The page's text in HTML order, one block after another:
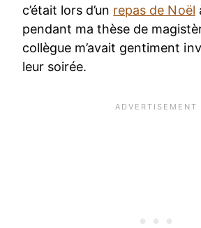
c’était lors d’un repas de Noël
pendant ma thèse de
collègue m’avait gentiment
leur soirée.